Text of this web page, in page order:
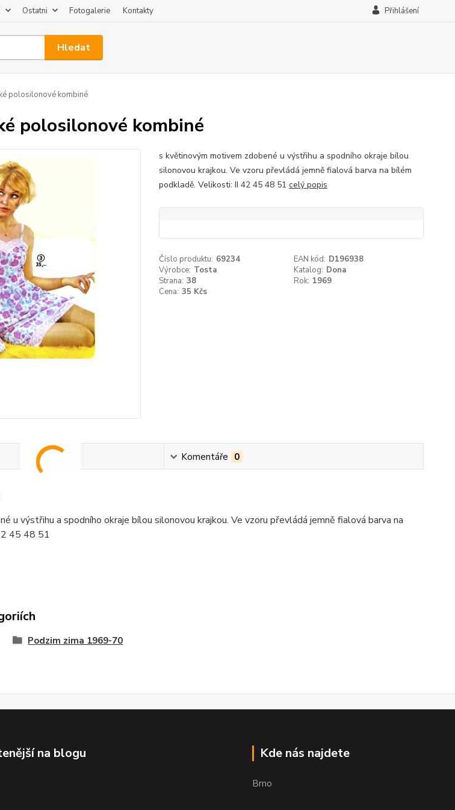
Ostatni Fotogalerie Kontakty Přihlášení
Hledat
polosilonové kombiné
polosilonové kombiné
s květinovým motivem zdobené u výstřihu a spodního okraje bílou
silonovou krajkou. Ve vzoru převládá jemně fialová barva na bílém
podkladě. Velikosti: II 42 45 48 51 celý popis
Číslo produktu: 69234 EAN kód: D196938
Výrobce: Tosta Katalog: Dona
Strana: 38 Rok: 1969
Cena: 35 Kčs
Komentáře 0
u výstřihu a spodního okraje bílou silonovou krajkou. Ve vzoru převládá jemně fialová barva na
45 48 51
Podzim zima 1969-70
na blogu Kde nás najdete
Brno